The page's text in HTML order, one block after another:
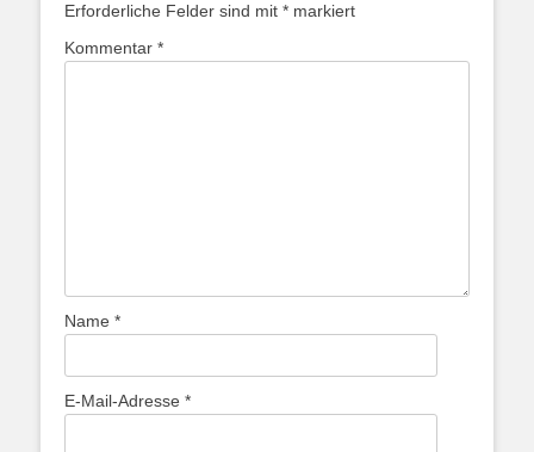
Erforderliche Felder sind mit * markiert
Kommentar *
Name *
E-Mail-Adresse *